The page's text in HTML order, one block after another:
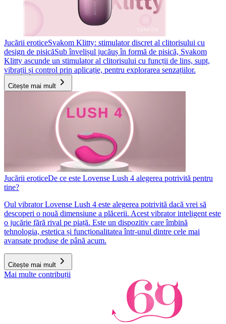
Jucării eroticeSvakom Klitty: stimulator discret al clitorisului cu
design de pisicăSub învelișul jucăuș în formă de pisică, Svakom
Klitty ascunde un stimulator al clitorisului cu funcții de lins, supt,
vibrații și control prin aplicație, pentru explorarea senzațiilor.
Citește mai mult
Jucării eroticeDe ce este Lovense Lush 4 alegerea potrivită pentru
tine?
Oul vibrator Lovense Lush 4 este alegerea potrivită dacă vrei să
descoperi o nouă dimensiune a plăcerii. Acest vibrator inteligent este
o jucărie fără rival pe piață. Este un dispozitiv care îmbină
tehnologia, estetica și funcționalitatea într-unul dintre cele mai
avansate produse de până acum.
Citește mai mult
Mai multe contribuții